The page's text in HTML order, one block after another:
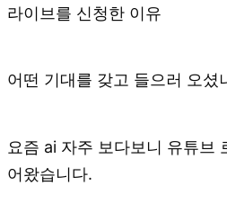
라이브를 신청한 이유
어떤 기대를 갖고 들으러 오셨
요즘 ai 자주 보다보니 유튜브
어왔습니다.